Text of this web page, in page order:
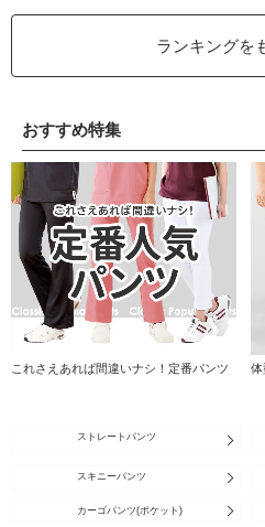
ランキングを
おすすめ特集
これさえあれば間違いナシ！定番パンツ 体
ストレートパンツ
スキニーパンツ
カーゴパンツ(ポケット)